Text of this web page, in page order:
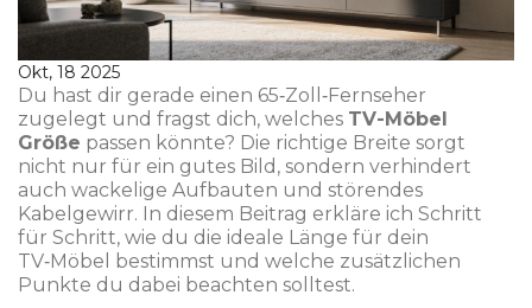
Okt, 18 2025
Du hast dir gerade einen 65‑Zoll‑Fernseher
zugelegt und fragst dich, welches TV-Möbel
Größe passen könnte? Die richtige Breite sorgt
nicht nur für ein gutes Bild, sondern verhindert
auch wackelige Aufbauten und störendes
Kabelgewirr. In diesem Beitrag erkläre ich Schritt
für Schritt, wie du die ideale Länge für dein
TV‑Möbel bestimmst und welche zusätzlichen
Punkte du dabei beachten solltest.